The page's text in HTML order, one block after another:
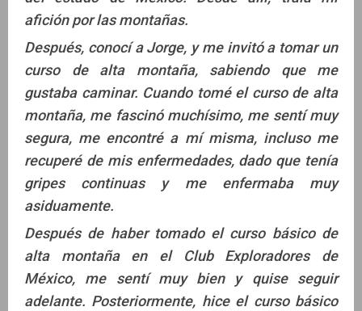
afición por las montañas.
Después, conocí a Jorge, y me invitó a tomar un
curso de alta montaña, sabiendo que me
gustaba caminar. Cuando tomé el curso de alta
montaña, me fascinó muchísimo, me sentí muy
segura, me encontré a mí misma, incluso me
recuperé de mis enfermedades, dado que tenía
gripes continuas y me enfermaba muy
asiduamente.
Después de haber tomado el curso básico de
alta montaña en el Club Exploradores de
México, me sentí muy bien y quise seguir
adelante. Posteriormente, hice el curso básico